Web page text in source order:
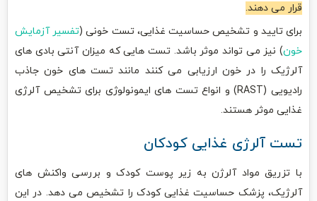
قرار می ‌دهند.
برای تایید و تشخیص حساسیت غذایی، تست خونی (تفسیر آزمایش
خون) نیز می تواند موثر باشد. تست‌ هایی که میزان آنتی بادی های
آلرژیک را در خون ارزیابی می کنند مانند تست‌ های خون جاذب
رادیویی (RAST) و انواع تست‌ های ایمونولوژی برای تشخیص آلرژی
غذایی موثر هستند.
تست آلرژی غذایی کودکان
با تزریق مواد آلرژن به زیر پوست کودک و بررسی واکنش‌ های
آلرژیک، پزشک حساسیت غذایی کودک را تشخیص می ‌دهد. در این